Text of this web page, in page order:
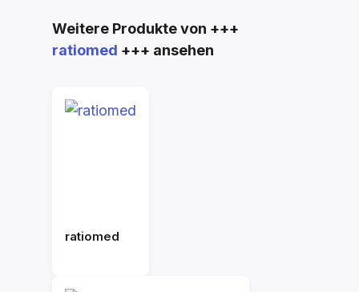
Produktgalerie überspringen
Weitere Produkte von +++
ratiomed +++ ansehen
ratiomed